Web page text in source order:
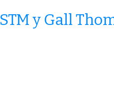
STM y Gall